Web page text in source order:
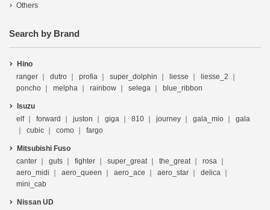
Others
Search by Brand
Hino
ranger
dutro profia super_dolphin liesse
liesse_2
poncho
melpha rainbow selega blue_ribbon
Isuzu
elf
forward juston giga 810 journey gala_mio
gala
cubic
como fargo
Mitsubishi Fuso
canter
guts fighter super_great the_great
rosa
aero_midi
aero_queen aero_ace aero_star
delica
mini_cab
Nissan UD